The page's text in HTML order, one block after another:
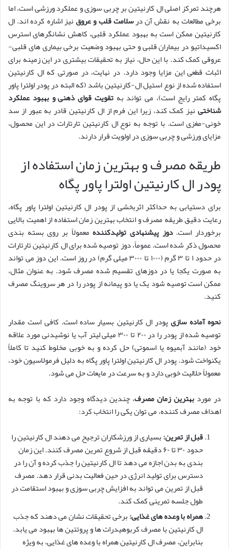
هرچند تمرکز اصلی ال کارنیتین بر چربی سوزی و عملکرد ورزشی است، اما
برخی مطالعات به نقش آن درسلامت قلب و عروق نیز اشاره کرده اند. ال
کارنیتین ممکن است به بهبود عملکرد قلبی، کاهش نشانگرهای استرس
اکسیداتیو در بیماران قلبی و حتی بهبود وضعیت برخی بیماری های قلبی-
عروقی کمک کند. با این حال، نیاز به تحقیقات بیشتری در این زمینه برای
اثبات قطعی این مزایا وجود دارد. در نهایت، در صورتی که ال کارنیتین
استفاده شده از نوع استیل ال-کارنیتین باشد (که البته در پودر اولترا پاور
پگاه کمتر رایج است)، می تواند بهتقویت قوای ذهنی و بهبود عملکرد
شناختی نیز کمک کند، زیرا این فرم از ال کارنیتین قادر به عبور از سد
خونی-مغزی است. با توجه به نوع ال کارنیتین تارتارات در این محصول،
مزایای ورزشی و چربی سوزی در اولویت قرار دارند.
طریقه مصرف و بهترین زمان استفاده از
پودر ال کارنیتین اولترا پاور پگاه
برای دستیابی به حداکثر اثربخشی از پودر ال کارنیتین اولترا پاور پگاه،
رعایت دقیق طریقه مصرف و انتخاب بهترین زمان استفاده از اهمیت بالایی
برخوردار است.دوز پیشنهادی تولیدکنندهمعمولاً بر روی بسته بندی
محصول ذکر شده است. عموماً، دوز توصیه شده برای ال کارنیتین تارتارات
در حدود ۱ تا ۳ گرم (۱۰۰۰ تا ۳۰۰۰ میلی گرم) در روز است. این دوز می تواند
به صورت یکجا یا در دوزهای تقسیم شده مصرف شود. به عنوان مثال،
ممکن است توصیه شود یک یا دو پیمانه از پودر را در هر سروینگ مصرف
کنید.
نحوه آماده سازیپودر ال کارنیتین بسیار ساده است. کافی است مقدار
توصیه شده از پودر را در ۲۰۰ تا ۳۰۰ میلی لیتر آب یا نوشیدنی مورد علاقه
خود (مانند آبمیوه یا اسموتی) حل کرده و به خوبی مخلوط کنید تا کاملاً
یکنواخت شود. پودر ال کارنیتین اولترا پاور پگاه به دلیل فرمولاسیون خود،
معمولاً حلالیت خوبی دارد و به سرعت در مایعات حل می شود.
در موردبهترین زمان مصرف، چندین دیدگاه وجود دارد که با توجه به
اهداف مصرف کننده، می توان یکی را انتخاب کرد:
قبل از تمرین:بسیاری از ورزشکاران ترجیح می دهند ال کارنیتین را
حدود ۳۰ تا ۶۰ دقیقه قبل از شروع تمرین مصرف کنند. این زمان
بندی به بدن اجازه می دهد تا ال کارنیتین را جذب کرده و آن را در
دسترس برای تولید انرژی در حین فعالیت بدنی قرار دهد. مصرف
قبل از تمرین می تواند به افزایش چربی سوزی و بهبود استقامت در
طول جلسه تمرینی کمک کند.
همراه با وعده های غذایی:برخی تحقیقات نشان می دهند که جذب
ال کارنیتین با مصرف کربوهیدرات ها و پروتئین ها بهبود می یابد.
بنابراین، مصرف ال کارنیتین همراه با وعده های غذایی، به ویژه